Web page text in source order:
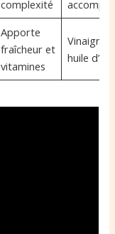
complexité
Apporte
fraîcheur et
vitamines
Vinaigre
huile